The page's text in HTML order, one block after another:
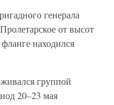
генерала
от высот
находился
группой
20–23 мая